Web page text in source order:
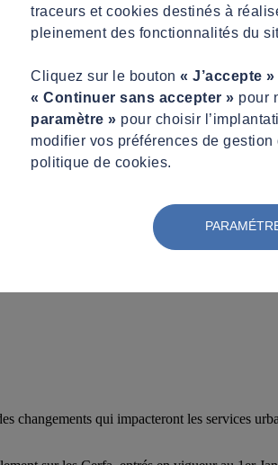
permis d’aménager, les nouveautés 2025 !
modificatives, permis
changements qui impacteront les services
traceurs et cookies destinés à
pleinement des fonctionnalités du
Cliquez sur le bouton « J’accepte »
« Continuer sans accepter » pour
paramètre » pour choisir
modifier vos préférences de
politique de cookies.